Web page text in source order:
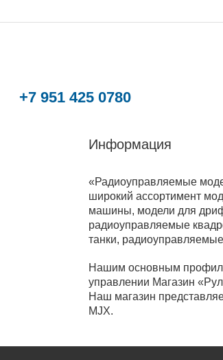
+7 951 425 0780
Информация
«Радиоуправляемые
широкий ассортимент
машины, модели для
радиоуправляемые
танки,
Нашим основным
управлении Магазин
Наш магазин
MJX.